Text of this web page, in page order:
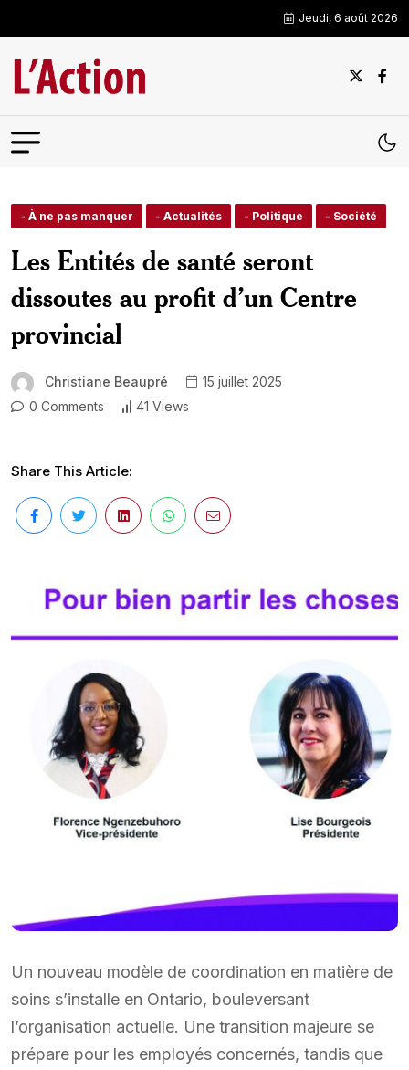
Jeudi, 6 août 2026
- À ne pas manquer - Actualités - Politique - Société
Les Entités de santé seront
dissoutes au profit d’un Centre
provincial
Christiane Beaupré
15 juillet 2025
0 Comments
41 Views
Share This Article:
Un nouveau modèle de coordination en matière de
soins s’installe en Ontario, bouleversant
l’organisation actuelle. Une transition majeure se
prépare pour les employés concernés, tandis que